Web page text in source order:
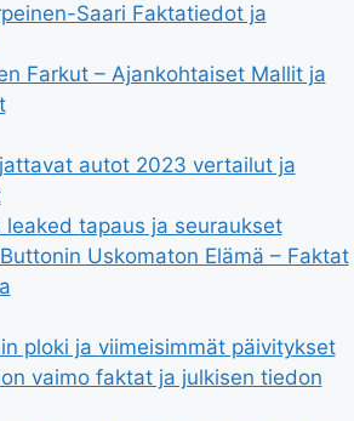
Saari Faktatiedot ja
Farkut – Ajankohtaiset Mallit ja
autot 2023 vertailut ja
leaked tapaus ja seuraukset
Uskomaton Elämä – Faktat
ploki ja viimeisimmät päivitykset
vaimo faktat ja julkisen tiedon